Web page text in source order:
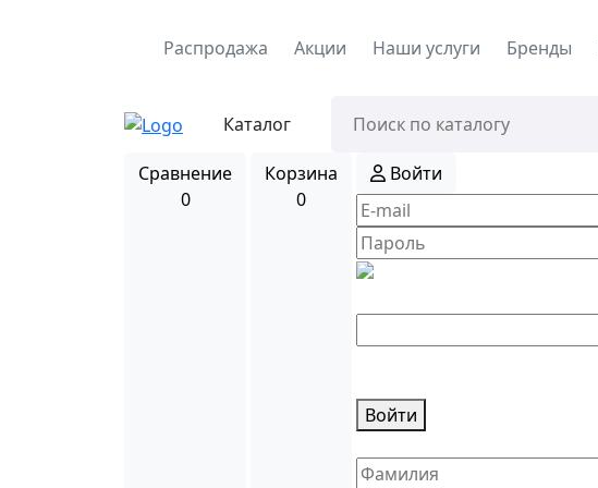
Распродажа Акции Наши услуги Бренды
Каталог
Сравнение
0
Корзина
0
Войти
Войти